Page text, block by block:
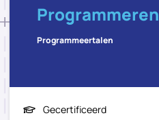
Programmeren
Programmeertalen
Gecertificeerd